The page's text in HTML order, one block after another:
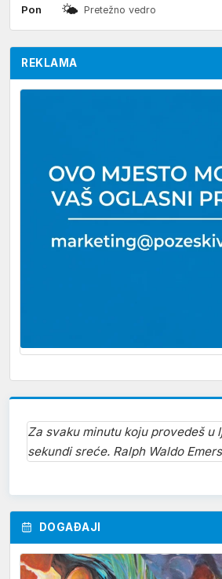
Pon 🌤 Pretežno vedro
REKLAMA
Za svaku minutu koju provedeš u
sekundi sreće. Ralph Waldo
DOGAĐAJI